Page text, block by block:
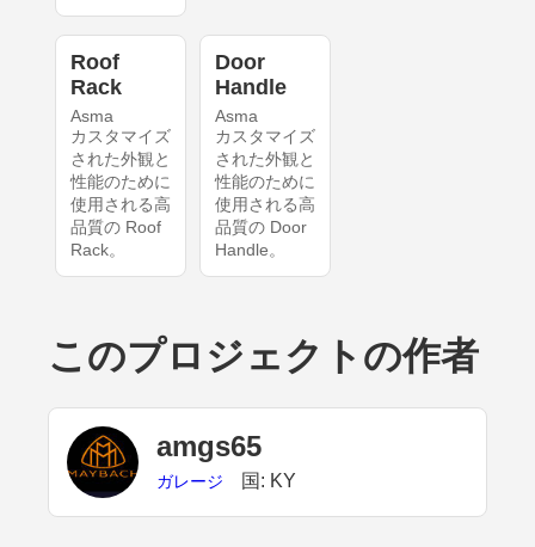
Roof
Rack
Asma
カスタマイズ
された外観と
性能のために
使用される高
品質の Roof
Rack。
Door
Handle
Asma
カスタマイズ
された外観と
性能のために
使用される高
品質の Door
Handle。
このプロジェクトの作者
amgs65
ガレージ 国: KY